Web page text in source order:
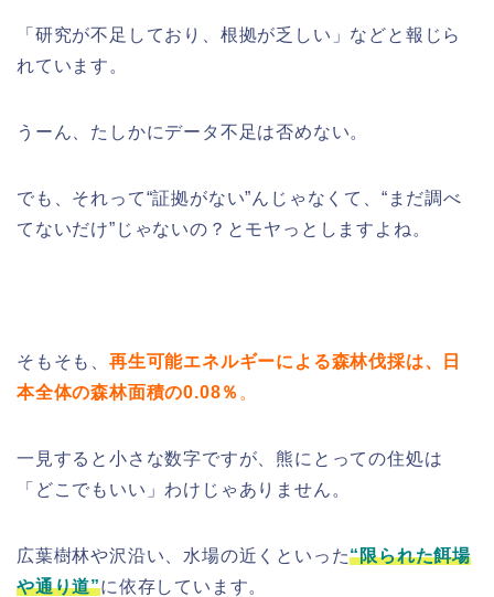
「研究が不足しており、根拠が乏しい」などと報じら
れています。
うーん、たしかにデータ不足は否めない。
でも、それって“証拠がない”んじゃなくて、“まだ調べ
てないだけ”じゃないの？とモヤっとしますよね。
そもそも、 再生可能エネルギーによる森林伐採は、日
本全体の森林面積の0.08％ 。
一見すると小さな数字ですが、熊にとっての住処は
「どこでもいい」わけじゃありません。
広葉樹林や沢沿い、水場の近くといった“限られた餌場
や通り道”に依存しています。